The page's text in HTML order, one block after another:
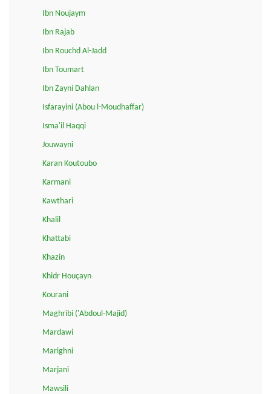
Ibn Noujaym
Ibn Rajab
Ibn Rouchd Al-Jadd
Ibn Toumart
Ibn Zayni Dahlan
Isfarayini (Abou l-Moudhaffar)
Isma'il Haqqi
Jouwayni
Karan Koutoubo
Karmani
Kawthari
Khalil
Khattabi
Khazin
Khidr Houçayn
Kourani
Maghribi ('Abdoul-Majid)
Mardawi
Marighni
Marjani
Mawsili